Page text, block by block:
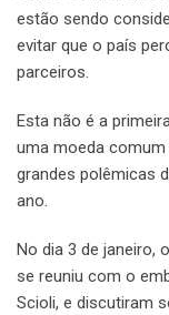
estão sendo
evitar que o país
parceiros.
Esta não é a
uma moeda
grandes polêmicas
ano.
No dia 3 de janeiro,
se reuniu com o
Scioli, e discutiram